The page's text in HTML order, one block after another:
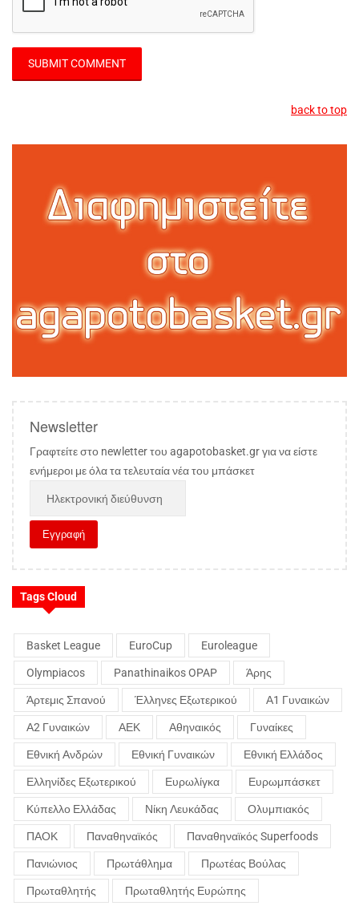
back to top
Newsletter
Γραφτείτε στο newletter του agapotobasket.gr για να είστε
ενήμεροι με όλα τα τελευταία νέα του μπάσκετ
Tags Cloud
Basket League EuroCup Euroleague
Olympiacos Panathinaikos OPAP Άρης
Άρτεμις Σπανού Έλληνες Εξωτερικού Α1 Γυναικών
Α2 Γυναικών ΑΕΚ Αθηναικός Γυναίκες
Εθνική Ανδρών Εθνική Γυναικών Εθνική Ελλάδος
Ελληνίδες Εξωτερικού Ευρωλίγκα Ευρωμπάσκετ
Κύπελλο Ελλάδας Νίκη Λευκάδας Ολυμπιακός
ΠΑΟΚ Παναθηναϊκός Παναθηναϊκός Superfoods
Πανιώνιος Πρωτάθλημα Πρωτέας Βούλας
Πρωταθλητής Πρωταθλητής Ευρώπης